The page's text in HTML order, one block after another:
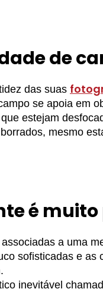
de
das suas
se apoia em
estejam
mesmo
é
a uma
sofisticadas e as
inevitável